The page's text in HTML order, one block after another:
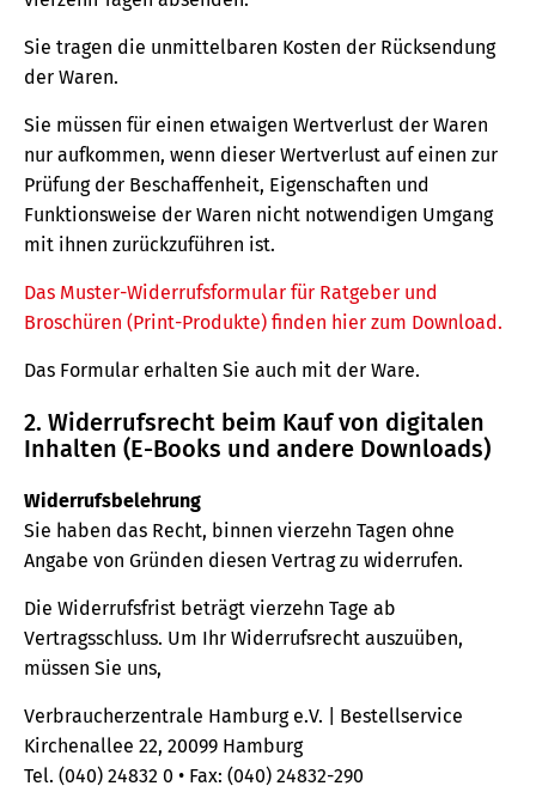
Sie tragen die unmittelbaren Kosten der Rücksendung
der Waren.
Sie müssen für einen etwaigen Wertverlust der Waren
nur aufkommen, wenn dieser Wertverlust auf einen zur
Prüfung der Beschaffenheit, Eigenschaften und
Funktionsweise der Waren nicht notwendigen Umgang
mit ihnen zurückzuführen ist.
Das Muster-Widerrufsformular für Ratgeber und
Broschüren (Print-Produkte) finden hier zum Download.
Das Formular erhalten Sie auch mit der Ware.
2. Widerrufsrecht beim Kauf von digitalen
Inhalten (E-Books und andere Downloads)
Widerrufsbelehrung
Sie haben das Recht, binnen vierzehn Tagen ohne
Angabe von Gründen diesen Vertrag zu widerrufen.
Die Widerrufsfrist beträgt vierzehn Tage ab
Vertragsschluss. Um Ihr Widerrufsrecht auszuüben,
müssen Sie uns,
Verbraucherzentrale Hamburg e.V. | Bestellservice
Kirchenallee 22, 20099 Hamburg
Tel. (040) 24832 0 • Fax: (040) 24832-290